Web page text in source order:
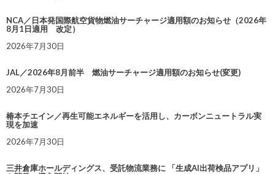
NCA／日本発国際航空貨物燃油サーチャージ適用額のお知らせ（2026年
8月1日適用 改定）
2026年7月30日
JAL／2026年8月前半 燃油サーチャージ適用額のお知らせ(変更)
2026年7月30日
椿本チエイン／再生可能エネルギーを活用し、カーボンニュートラル実
現を加速
2026年7月30日
三井倉庫ホールディングス、受託物流業務に 「生成AI出荷検品アプリ」